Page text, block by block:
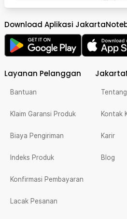
Download Aplikasi
Layanan Pelanggan
Bantuan
Klaim Garansi Produk
Biaya Pengiriman
Indeks Produk
Konfirmasi Pembayaran
Lacak Pesanan
Kontak
Karir
Blog